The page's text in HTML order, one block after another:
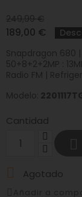
249,99 €
189,00 €
Snapdragon 680 |
50+8+2+2MP :
Radio FM |
Modelo:
Cantidad
 Agotado